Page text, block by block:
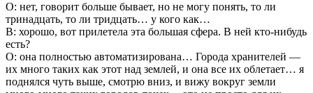
О: нет, говорит больше бывает, но не могу понять, то ли
тринадцать, то ли тридцать… у кого как…
В: хорошо, вот прилетела эта большая сфера. В ней кто-нибудь
есть?
О: она полностью автоматизирована… Города хранителей —
их много таких как этот над землей, и она все их облетает… я
поднялся чуть выше, смотрю вниз, и вижу вокруг земли